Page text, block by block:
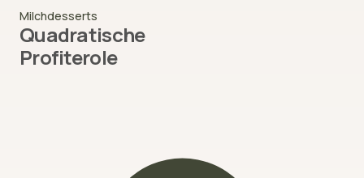
Milchdesserts
Quadratische
Profiterole